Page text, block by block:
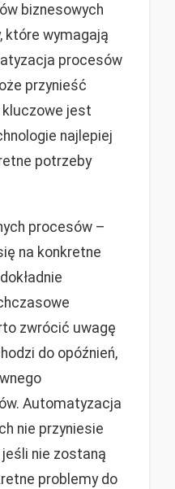
biznesowych
które wymagają
procesów
przynieść
kluczowe jest
najlepiej
potrzeby
procesów –
na konkretne
zwrócić uwagę
do opóźnień,
Automatyzacja
nie przyniesie
nie zostaną
problemy do